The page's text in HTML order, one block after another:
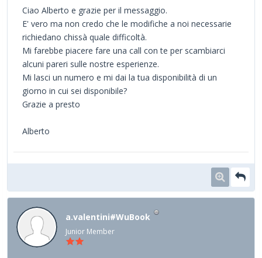
Ciao Alberto e grazie per il messaggio.
E' vero ma non credo che le modifiche a noi necessarie
richiedano chissà quale difficoltà.
Mi farebbe piacere fare una call con te per scambiarci
alcuni pareri sulle nostre esperienze.
Mi lasci un numero e mi dai la tua disponibilità di un
giorno in cui sei disponibile?
Grazie a presto
Alberto
a.valentini#WuBook
Junior Member